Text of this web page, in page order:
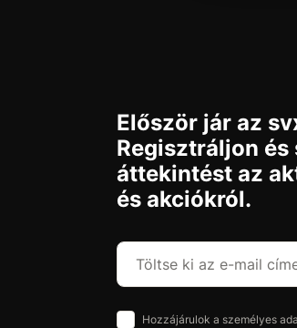
Először jár az
Regisztráljon és
áttekintést az
és akciókról.
Hozzájárulok a személyes